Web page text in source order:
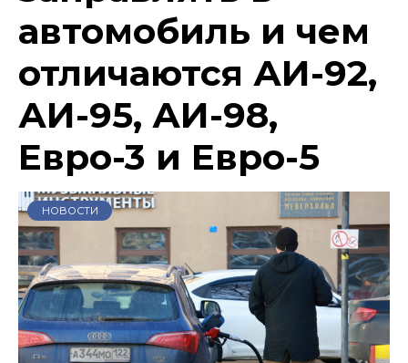
автомобиль и чем
отличаются АИ-92,
АИ-95, АИ-98,
Евро-3 и Евро-5
НОВОСТИ